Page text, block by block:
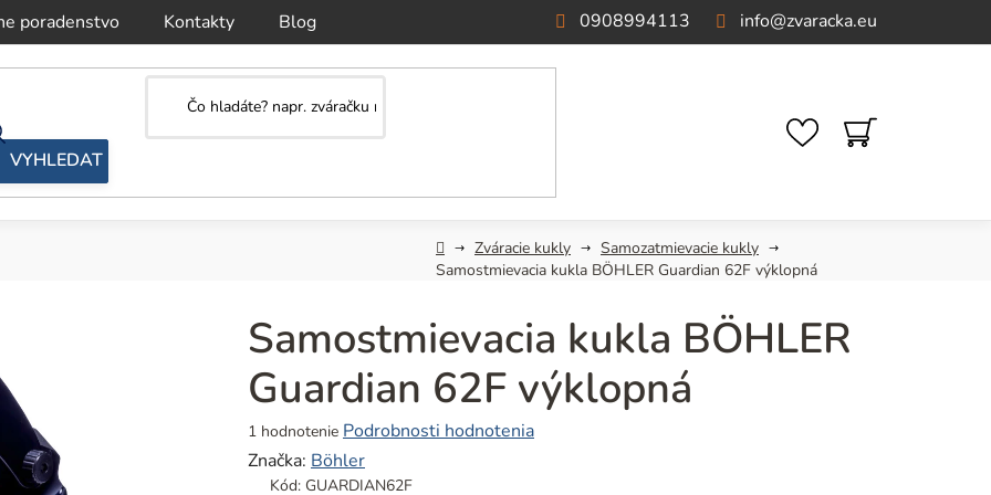
poradenstvo Kontakty Blog info@zvaracka.eu
0908994113
NÁKUPNÝ
KOŠÍK
DomovZváracie kukly
Samozatmievacie kukly
Samostmievacia kukla BÖHLER Guardian 62F výklopná
Samostmievacia kukla BÖHLER
Guardian 62F výklopná
Priemerné
hodnotenie
produktu
1 hodnotenie Podrobnosti hodnotenia
Značka: Böhler
Kód: GUARDIAN62F